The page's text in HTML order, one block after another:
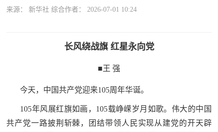
时
要
要
闻
热
点
来源： 新华社 综合作者： 2026-07-01 10:24
长风绕战旗 红星永向党
■王 强
今天，中国共产党迎来105周年华诞。
105年风展红旗如画，105载峥嵘岁月如歌。伟大的中国
共产党一路披荆斩棘，团结带领人民实现从建党的开天辟